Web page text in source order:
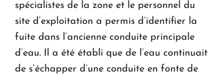
spécialistes de la zone et le personnel du
site d’exploitation a permis d’identifier la
fuite dans l’ancienne conduite principale
d’eau. Il a été établi que de l’eau continuait
de s’échapper d’une conduite en fonte de